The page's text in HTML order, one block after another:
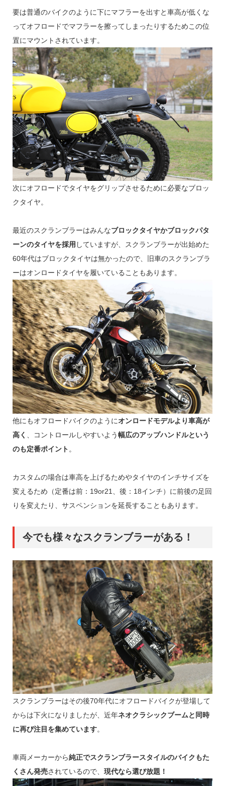
要は普通のバイクのように下にマフラーを出すと車高が低くな
ってオフロードでマフラーを擦ってしまったりするためこの位
置にマウントされています。
次にオフロードでタイヤをグリップさせるために必要なブロッ
クタイヤ。
最近のスクランブラーはみんなブロックタイヤかブロックパタ
ーンのタイヤを採用 していますが、スクランブラーが出始めた
60年代はブロックタイヤは無かったので、旧車のスクランブラ
ーはオンロードタイヤを履いていることもあります。
他にもオフロードバイクのようにオンロードモデルより車高が
高く
、コントロールしやすいよう幅広のアップハンドルという
のも定番ポイント 。
カスタムの場合は車高を上げるためやタイヤのインチサイズを
変えるため（定番は前：19or21、後：18インチ）に前後の足回
りを変えたり、サスペンションを延長することもあります。
今でも様々なスクランブラーがある！
スクランブラーはその後70年代にオフロードバイクが登場して
からは下火になりましたが、近年ネオクラシックブームと同時
に再び注目を集めています。
車両メーカーから純正でスクランブラースタイルのバイクもた
くさん発売されているので、 現代なら選び放題！